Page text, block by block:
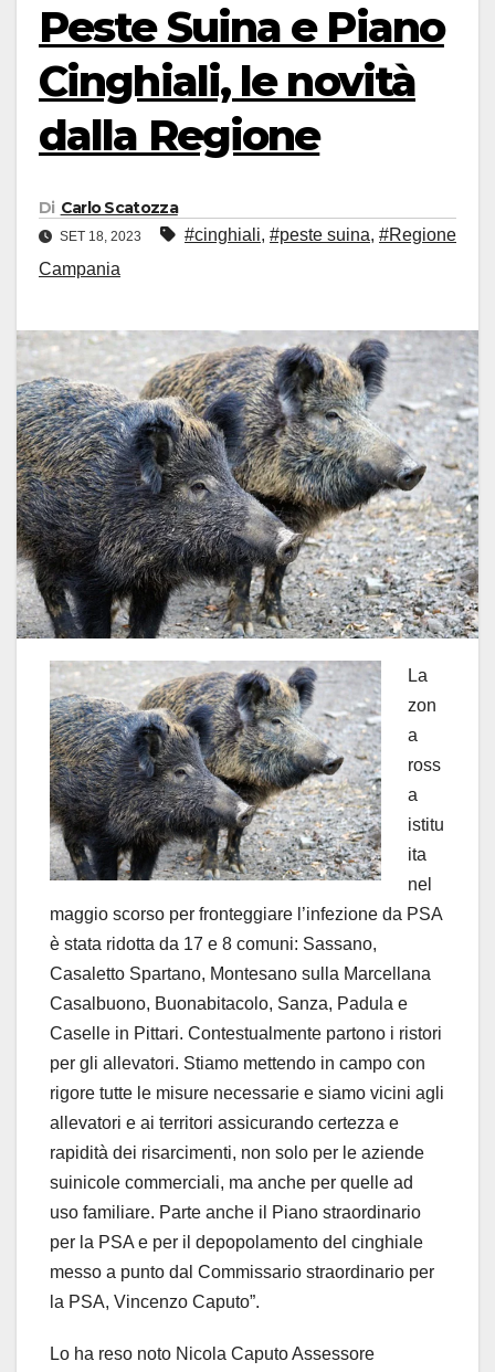
Peste Suina e Piano
Cinghiali, le novità
dalla Regione
Di Carlo Scatozza
SET 18, 2023 #cinghiali, #peste suina, #Regione
Campania
La
zon
a
ross
a
istitu
ita
nel
maggio scorso per fronteggiare l’infezione da PSA
è stata ridotta da 17 e 8 comuni: Sassano,
Casaletto Spartano, Montesano sulla Marcellana
Casalbuono, Buonabitacolo, Sanza, Padula e
Caselle in Pittari. Contestualmente partono i ristori
per gli allevatori. Stiamo mettendo in campo con
rigore tutte le misure necessarie e siamo vicini agli
allevatori e ai territori assicurando certezza e
rapidità dei risarcimenti, non solo per le aziende
suinicole commerciali, ma anche per quelle ad
uso familiare. Parte anche il Piano straordinario
per la PSA e per il depopolamento del cinghiale
messo a punto dal Commissario straordinario per
la PSA, Vincenzo Caputo”.
Lo ha reso noto Nicola Caputo Assessore